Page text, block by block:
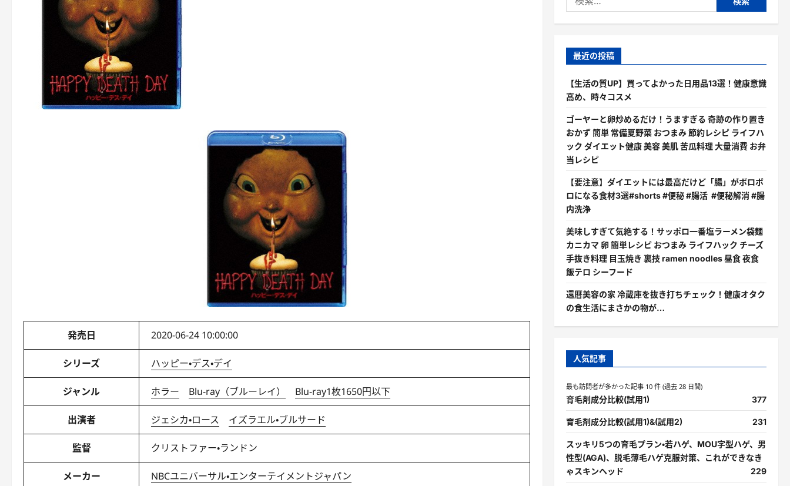
発売日 2020-06-24 10:00:00
シリーズ ハッピー・デス・デイ
ジャンル ホラー Blu-ray（ブルーレイ） Blu-ray1枚1650円以下
出演者 ジェシカ・ロース イズラエル・ブルサード
監督 クリストファー・ランドン
メーカー NBCユニバーサル・エンターテイメントジャパン
索:
最近の投稿
【生活の質UP】買ってよかった日用品13選！健康意識
高め、時々コスメ
ゴーヤーと卵炒めるだけ！うますぎる 奇跡の作り置き
おかず 簡単 常備夏野菜 おつまみ 節約レシピ ライフハ
ック ダイエット健康 美容 美肌 苦瓜料理 大量消費 お弁
当レシピ
【要注意】ダイエットには最高だけど「腸」がボロボ
ロになる食材3選#shorts #便秘 #腸活 #便秘解消 #腸
内洗浄
美味しすぎて気絶する！サッポロ一番塩ラーメン袋麺
カニカマ 卵 簡単レシピ おつまみ ライフハック チーズ
手抜き料理 目玉焼き 裏技 ramen noodles 昼食 夜食
飯テロ シーフード
還暦美容の家 冷蔵庫を抜き打ちチェック！健康オタク
の食生活にまさかの物が…
人気記事
最も訪問者が多かった記事 10 件 (過去 28 日間)
育毛剤成分比較(試用1) 377
育毛剤成分比較(試用1)&(試用2) 231
スッキリ5つの育毛プラン・若ハゲ、MOU字型ハゲ、男
性型(AGA)、脱毛薄毛ハゲ克服対策、これができなき
ゃスキンヘッド
229